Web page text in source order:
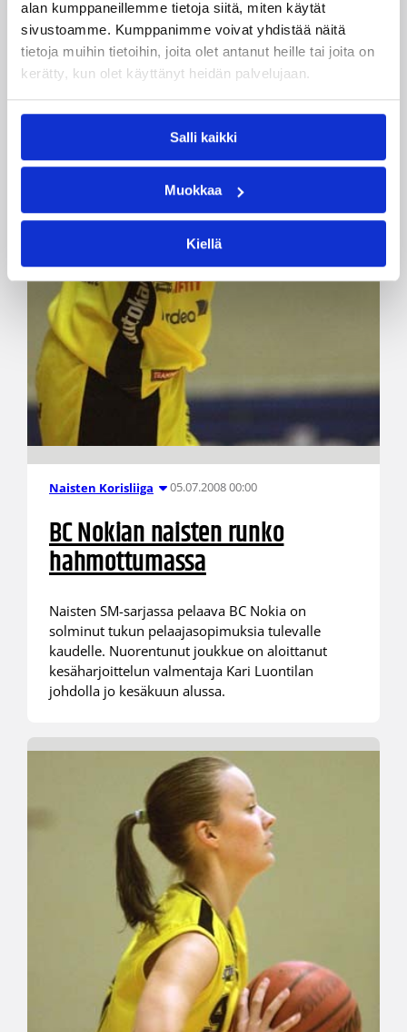
alan kumppaneillemme tietoja siitä, miten käytät
sivustoamme. Kumppanimme voivat yhdistää näitä
tietoja muihin tietoihin, joita olet antanut heille tai joita on
kerätty, kun olet käyttänyt heidän palvelujaan.
Salli kaikki
Muokkaa
Kiellä
Naisten Korisliiga 05.07.2008 00:00
BC Nokian naisten runko
hahmottumassa
Naisten SM-sarjassa pelaava BC Nokia on
solminut tukun pelaajasopimuksia tulevalle
kaudelle. Nuorentunut joukkue on aloittanut
kesäharjoittelun valmentaja Kari Luontilan
johdolla jo kesäkuun alussa.